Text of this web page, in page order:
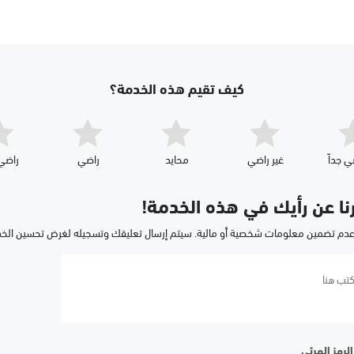
كيف تقيم هذه الخدمة؟
جداّ غير راضي محايد راضي
عن رأيك في هذه الخدمة!
تضمين معلومات شخصية أو مالية. سيتم إرسال تعليقك وتسجيله لغرض تحسين